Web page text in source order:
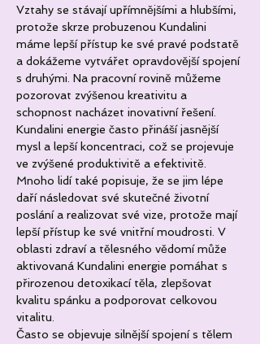
Vztahy se stávají upřímnějšími a hlubšími,
protože skrze probuzenou Kundalini
máme lepší přístup ke své pravé podstatě
a dokážeme vytvářet opravdovější spojení
s druhými. Na pracovní rovině můžeme
pozorovat zvýšenou kreativitu a
schopnost nacházet inovativní řešení.
Kundalini energie často přináší jasnější
mysl a lepší koncentraci, což se projevuje
ve zvýšené produktivitě a efektivitě.
Mnoho lidí také popisuje, že se jim lépe
daří následovat své skutečné životní
poslání a realizovat své vize, protože mají
lepší přístup ke své vnitřní moudrosti. V
oblasti zdraví a tělesného vědomí může
aktivovaná Kundalini energie pomáhat s
přirozenou detoxikací těla, zlepšovat
kvalitu spánku a podporovat celkovou
vitalitu.
Často se objevuje silnější spojení s tělem